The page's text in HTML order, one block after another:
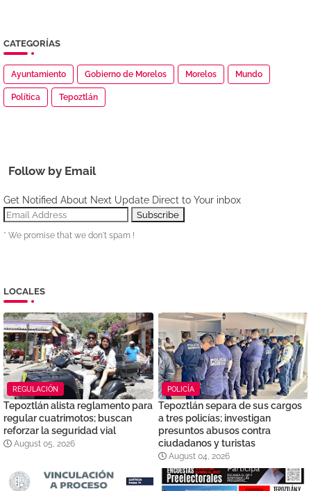
CATEGORÍAS
Ayuntamiento Gobierno de Morelos Morelos Mundo
Política Tepoztlán
Follow by Email
Get Notified About Next Update Direct to Your inbox
* We promise that we don't spam !
LOCALES
REGULACIÓN
Tepoztlán alista reglamento para
regular cuatrimotos; buscan
reforzar la seguridad vial
August 05, 2026
POLICÍA
Tepoztlán separa de sus cargos
a tres policías; investigan
presuntos abusos contra
ciudadanos y turistas
August 04, 2026